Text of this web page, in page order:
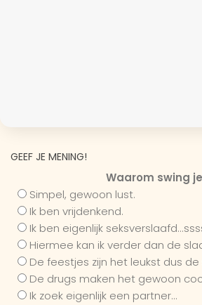
GEEF JE MENING!
Waarom swing
Simpel, gewoon lust.
Ik ben vrijdenkend.
Ik ben eigenlijk
Hiermee kan ik verder dan de
De feestjes zijn het leukst dus de
De drugs maken het gewoon
Ik zoek eigenlijk een partner...